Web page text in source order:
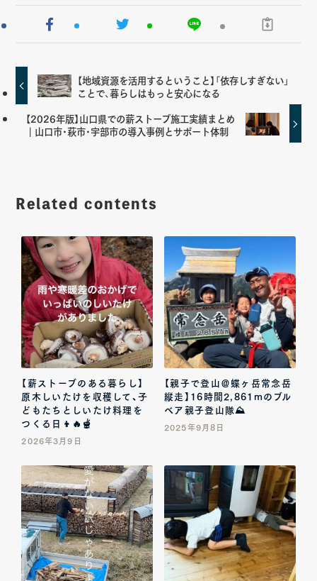
【地域資源を活用するということ】「依存しすぎない」
ことで、暮らしはもっと安心になる
【2026年版】山口県での薪ストーブ施工実績まとめ
｜山口市・萩市・宇部市の導入事例とサポート体制
Related contents
【薪ストーブのある暮らし】
原木しいたけを収穫して、子
どもたちとしいたけ料理を
つくる日👦🔥🫕
2026年3月9日
【親子で登山＠蝶ヶ岳常念岳
縦走】16時間2,861mのブル
ベア親子登山隊⛰️
2025年9月8日